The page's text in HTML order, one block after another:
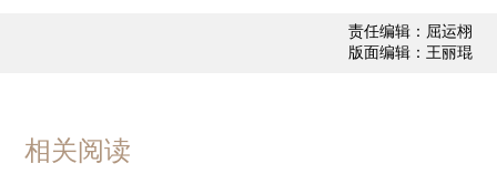
责任编辑：屈运栩
版面编辑：王丽琨
相关阅读